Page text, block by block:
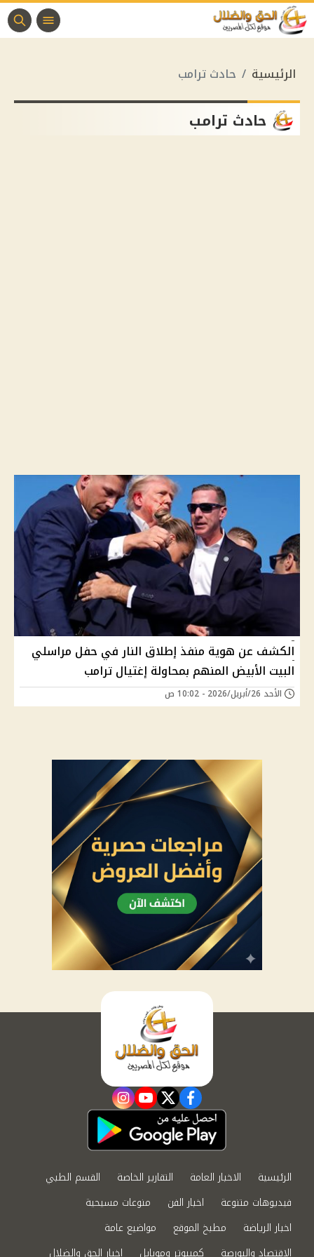
الرئيسية حادث ترامب
حادث ترامب
الكشف عن هوية منفذ إطلاق النار في حفل مراسلي
البيت الأبيض المنهم بمحاولة إغتيال ترامب
الأحد 26/أبريل/2026 - 10:02 ص
facebook
twitter
youtube
instagram
الرئيسية الاخبار العامة التقارير الخاصة
القسم الطبي
فيديوهات متنوعة
اخبار الفن
منوعات مسيحية
اخبار الرياضة
مطبخ الموقع
مواضيع عامة
الاقتصاد والبورصة
كمبيوتر وموبايل اخبار الحق والضلال